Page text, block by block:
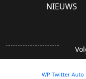
NIEUWS
WP Twitter Auto